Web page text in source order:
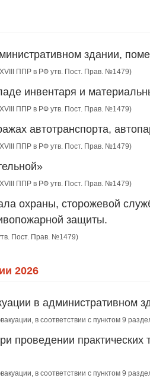
здании,
XVIII ППР в РФ утв. Пост. Прав. №1479)
инвентаря и
XVIII ППР в РФ утв. Пост. Прав. №1479)
автотранспорта,
XVIII ППР в РФ утв. Пост. Прав. №1479)
XVIII ППР в РФ утв. Пост. Прав. №1479)
охраны, сторожевой
защиты.
Пост. Прав. №1479)
2026
в административном
в соответствии с пунктом 9
проведении практических
в соответствии с пунктом 9